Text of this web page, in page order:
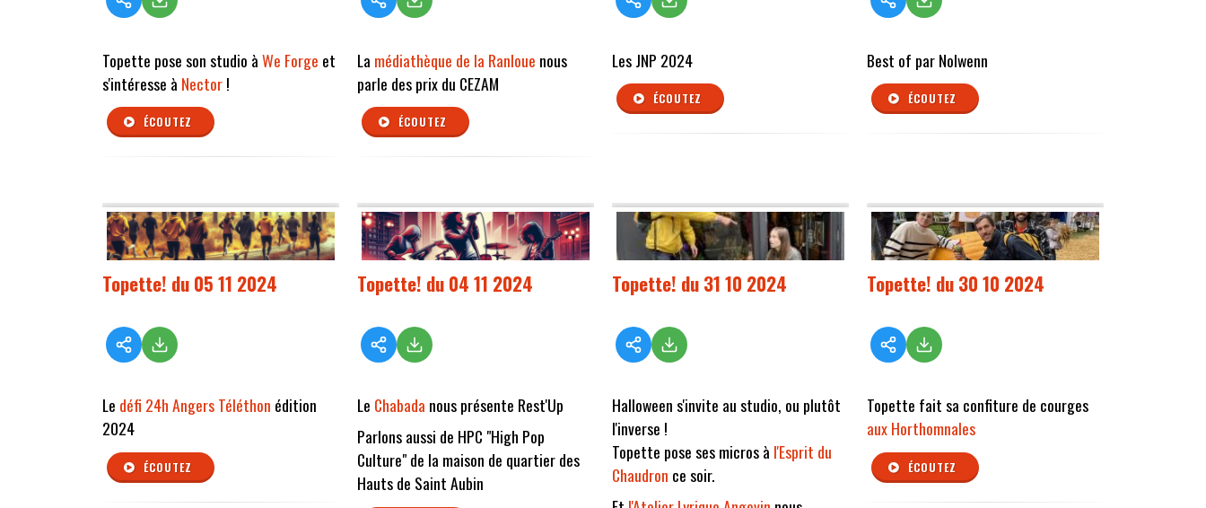
Topette pose son studio àWe Forge et
s'intéresse à Nector!
ÉCOUTEZ
La médiathèque de la Ranloue nous
parle des prix du CEZAM
ÉCOUTEZ
Les JNP 2024
ÉCOUTEZ
Best of par Nolwenn
ÉCOUTEZ
Topette! du 05 11 2024
Le défi 24h Angers Téléthon édition
2024
ÉCOUTEZ
Topette! du 04 11 2024
Le Chabada nous présente Rest'Up
Parlons aussi de HPC "High Pop
Culture" de la maison de quartier des
Hauts de Saint Aubin
Topette! du 31 10 2024
Halloween s'invite au studio, ou plutôt
l'inverse !
Topette pose ses micros à l'Esprit du
Chaudron ce soir.
Topette! du 30 10 2024
Topette fait sa confiture de courges
aux Horthomnales
ÉCOUTEZ